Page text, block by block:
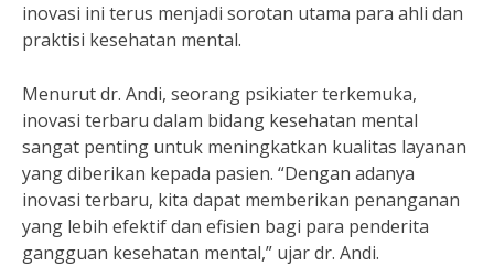
inovasi ini terus menjadi sorotan utama para ahli dan
praktisi kesehatan mental.
Menurut dr. Andi, seorang psikiater terkemuka,
inovasi terbaru dalam bidang kesehatan mental
sangat penting untuk meningkatkan kualitas layanan
yang diberikan kepada pasien. “Dengan adanya
inovasi terbaru, kita dapat memberikan penanganan
yang lebih efektif dan efisien bagi para penderita
gangguan kesehatan mental,” ujar dr. Andi.